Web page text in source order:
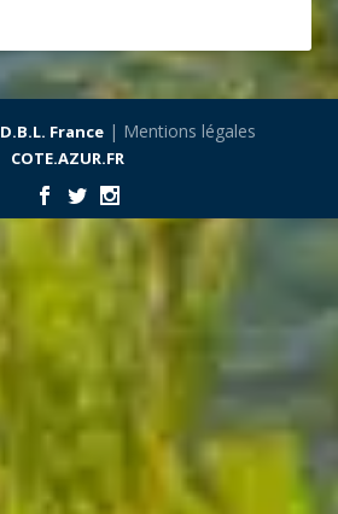
D.B.L. France| Mentions légales
COTE.AZUR.FR